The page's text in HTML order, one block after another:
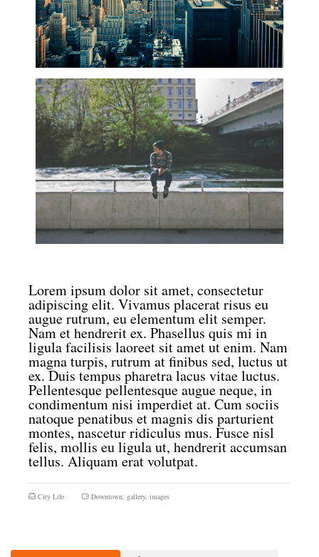
Lorem ipsum dolor sit amet, consectetur
adipiscing elit. Vivamus placerat risus eu
augue rutrum, eu elementum elit semper.
Nam et hendrerit ex. Phasellus quis mi in
ligula facilisis laoreet sit amet ut enim. Nam
magna turpis, rutrum at finibus sed, luctus ut
ex. Duis tempus pharetra lacus vitae luctus.
Pellentesque pellentesque augue neque, in
condimentum nisi imperdiet at. Cum sociis
natoque penatibus et magnis dis parturient
montes, nascetur ridiculus mus. Fusce nisl
felis, mollis eu ligula ut, hendrerit accumsan
tellus. Aliquam erat volutpat.
City Life Downtown, gallery, images